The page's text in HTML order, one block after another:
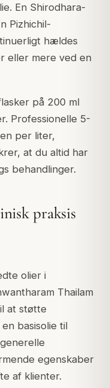
En Shirodhara-
Pizhichil-
hældes
eller mere ved en
på 200 ml
Professionelle 5-
per liter,
at du altid har
behandlinger.
praksis
olier i
Thailam
at støtte
basisolie til
egenskaber
af klienter.